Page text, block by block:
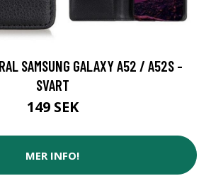
SAMSUNG GALAXY A52 / A52S -
SVART
149 SEK
MER INFO!